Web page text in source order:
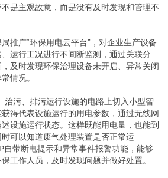
是主观故意，而是没有及时发现和管理不
广“环保用电云平台”，对企业生产设备
运行工况进行不间断监测，通过关联分
及时发现环保治理设备未开启、异常关闭
情况。
污、排污运行设施的电路上切入小型智
得代表设施运行的用电参数，通过无线网
设施运行状态。这样既能用电量，也能到
可以知道废气处理装置是否正常运
自带断电提示和异常事件报警功能，能够
工作人员，及时发现问题并做好处置。